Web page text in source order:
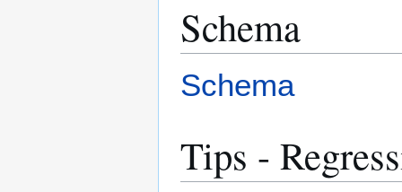
Schema
Schema
Tips -